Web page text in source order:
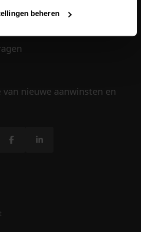
beheren
nieuwe aanwinsten en